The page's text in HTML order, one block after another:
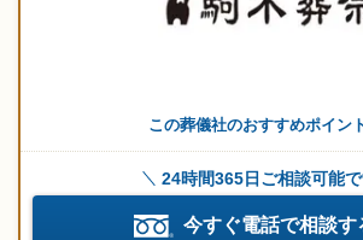
この葬儀社のおすすめポイン
24時間365日ご相談可能
今すぐ電話で相談す